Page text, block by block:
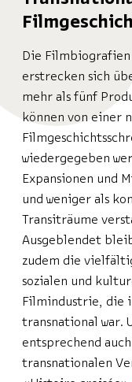
Die
erstrecken sich
mehr als fünf
können von einer
wiedergegeben
Expansionen und
und weniger als
Transiträume
Ausgeblendet
zudem die
sozialen und
Filmindustrie, die
transnational war.
entsprechend
transnationalen